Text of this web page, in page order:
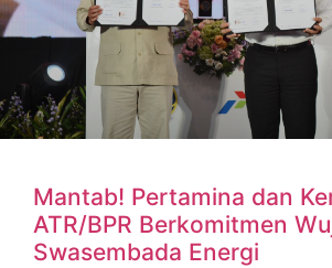
Mantab! Pertamina dan
ATR/BPR Berkomitmen
Swasembada Energi